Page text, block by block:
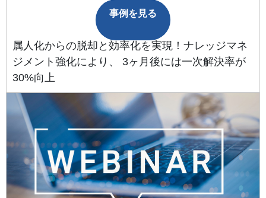
事例を見る
属人化からの脱却と効率化を実現！ナレッジマネ
ジメント強化により、 3ヶ月後には一次解決率が
30%向上